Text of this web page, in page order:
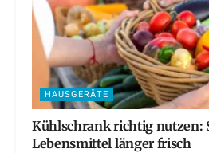
HAUSGERÄTE
Kühlschrank richtig nutzen:
Lebensmittel länger frisch